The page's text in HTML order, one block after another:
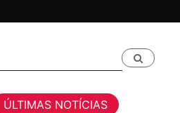
ÚLTIMAS NOTÍCIAS